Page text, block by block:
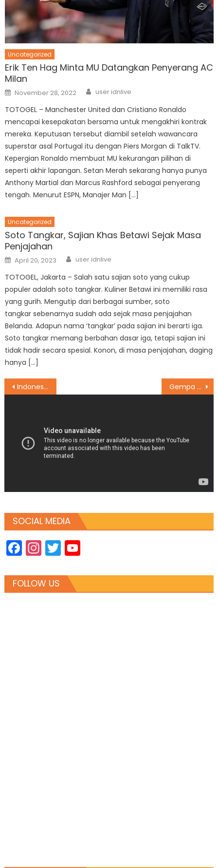
Uncategorized
Erik Ten Hag Minta MU Datangkan Penyerang AC
Milan
Posted
on
November 28, 2022 Author
user idnlive
TOTOGEL – Manchester United dan Cristiano Ronaldo
mencapai kesepakatan bersama untuk mengakhiri kontrak
mereka. Keputusan tersebut diambil setelah wawancara
superstar asal Portugal itu dengan Piers Morgan di TalkTV.
Kepergian Ronaldo membuat MU kekurangan pilihan di
seperti akhir lapangan. Setan Merah sekarang hanya punya
Anthony Martial dan Marcus Rashford sebagai penyerang
tengah. Menurut ESPN, Manajer Man […]
Uncategorized
Soto Tangkar, Sajian Khas Betawi Sejak Masa
Penjajahan
Posted
on
April 20, 2023 Author
user idnlive
TOTOGEL, Jakarta – Salah satu sajian soto yang cukup
populer adalah soto tangkar. Kuliner Betawi ini memiliki rasa
yang gurih. Mengutip dari berbagai sumber, soto
tangkar sebenarnya sudah ada sejak masa penjajahan
Belanda. Adapun nama ‘tangkar’ pada sajian ini berarti iga.
Soto tangkar memang berbahan dasar iga, tetapi sajian ini
tidak hadir secara spesial. Konon, di masa penjajahan, daging
hanya […]
Post
Indonesia Alami ‘Musim Semi’ di Tengah Kemelut Rusia-Ukraina Gempa Hari Ini Sabtu 12 Maret 2022, Dua Kali Goyang Indonesia
SOCIAL MEDIA
Facebook
Instagram
TwitterYouTube
FOLLOW US